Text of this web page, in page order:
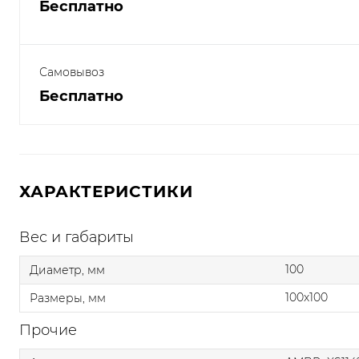
Бесплатно
Самовывоз
Бесплатно
ХАРАКТЕРИСТИКИ
Вес и габариты
Диаметр, мм
100
Размеры, мм
100x100
Прочие